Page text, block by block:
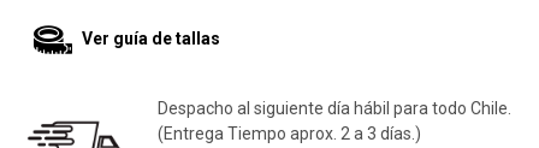
Ver guía de tallas
Despacho al siguiente día hábil para todo Chile.
(Entrega Tiempo aprox. 2 a 3 días.)